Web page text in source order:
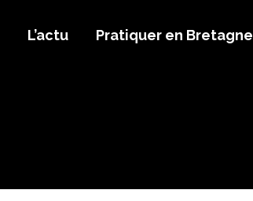
L’actu Pratiquer en Bretagne